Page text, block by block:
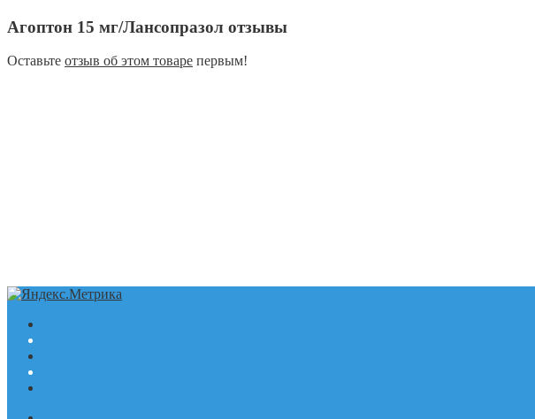
Агоптон 15 мг/Лансопразол отзывы
Оставьте отзыв об этом товаре первым!